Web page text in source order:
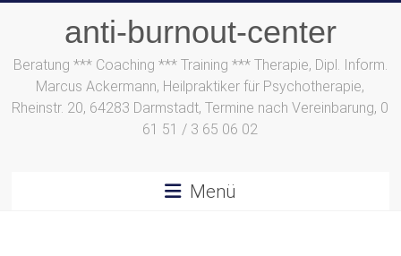
anti-burnout-center
Beratung *** Coaching *** Training *** Therapie, Dipl. Inform.
Marcus Ackermann, Heilpraktiker für Psychotherapie,
Rheinstr. 20, 64283 Darmstadt, Termine nach Vereinbarung, 0
61 51 / 3 65 06 02
Menü